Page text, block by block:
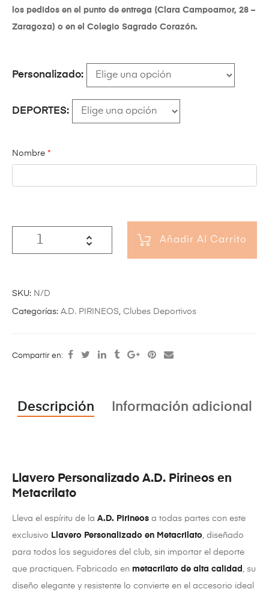
los pedidos en el punto de entrega (Clara Campoamor, 28 –
Zaragoza) o en el Colegio Sagrado Corazón.
Personalizado
DEPORTES
Nombre *
Añadir Al Carrito
SKU: N/D
Categorías: A.D. PIRINEOS Clubes Deportivos
Compartir en:
Descripción Información adicional
Llavero Personalizado A.D. Pirineos en
Metacrilato
Lleva el espíritu de la A.D. Pirineos a todas partes con este
exclusivo Llavero Personalizado en Metacrilato, diseñado
para todos los seguidores del club, sin importar el deporte
que practiquen. Fabricado en metacrilato de alta calidad , su
diseño elegante y resistente lo convierte en el accesorio ideal